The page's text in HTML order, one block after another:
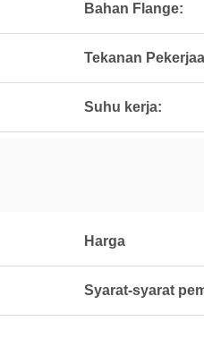
Bahan Flange:
Tekanan
Suhu kerja:
Harga
Syarat-syarat